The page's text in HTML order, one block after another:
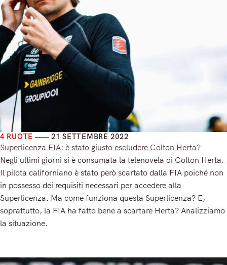
4 RUOTE 21 SETTEMBRE 2022
Superlicenza FIA: è stato giusto escludere Colton Herta?
Negli ultimi giorni si è consumata la telenovela di Colton Herta.
Il pilota californiano è stato però scartato dalla FIA poiché non
in possesso dei requisiti necessari per accedere alla
Superlicenza. Ma come funziona questa Superlicenza? E,
soprattutto, la FIA ha fatto bene a scartare Herta? Analizziamo
la situazione.